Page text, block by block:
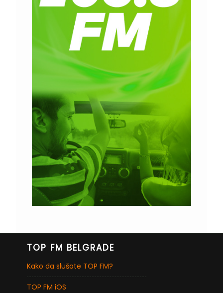
TOP FM BELGRADE
Kako da slušate TOP FM?
TOP FM iOS